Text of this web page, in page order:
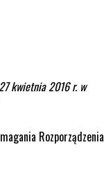
kwietnia 2016 r. w
Rozporządzenia